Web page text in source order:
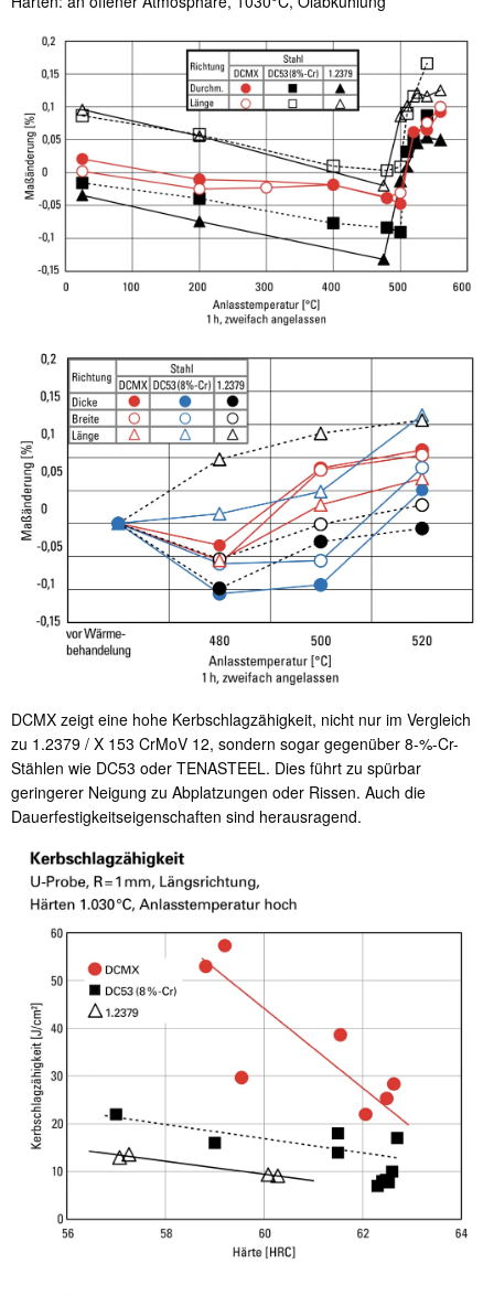
DCMX zeigt eine hohe Kerbschlagzähigkeit, nicht nur im Vergleich
zu 1.2379 / X 153 CrMoV 12, sondern sogar gegenüber 8-%-Cr-
Stählen wie DC53 oder TENASTEEL. Dies führt zu spürbar
geringerer Neigung zu Abplatzungen oder Rissen. Auch die
Dauerfestigkeitseigenschaften sind herausragend.